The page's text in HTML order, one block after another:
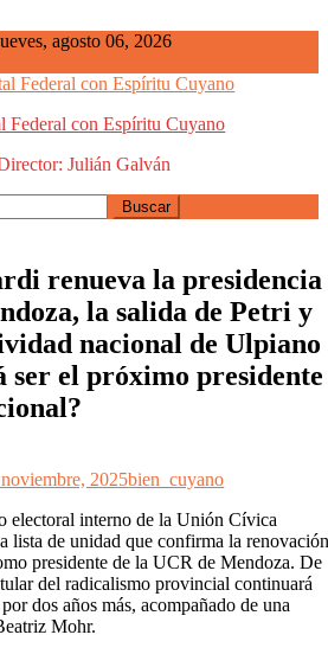
agosto 06, 2026
Federal con Espíritu Cuyano
Julián Galván
renueva la presidencia
la salida de Petri y
nacional de Ulpiano
ser el próximo presidente
2025bien_cuyano
electoral interno de la Unión Cívica
lista de unidad que confirma la
presidente de la UCR de Mendoza. De
del radicalismo provincial continuará
dos años más, acompañado de una
Mohr.